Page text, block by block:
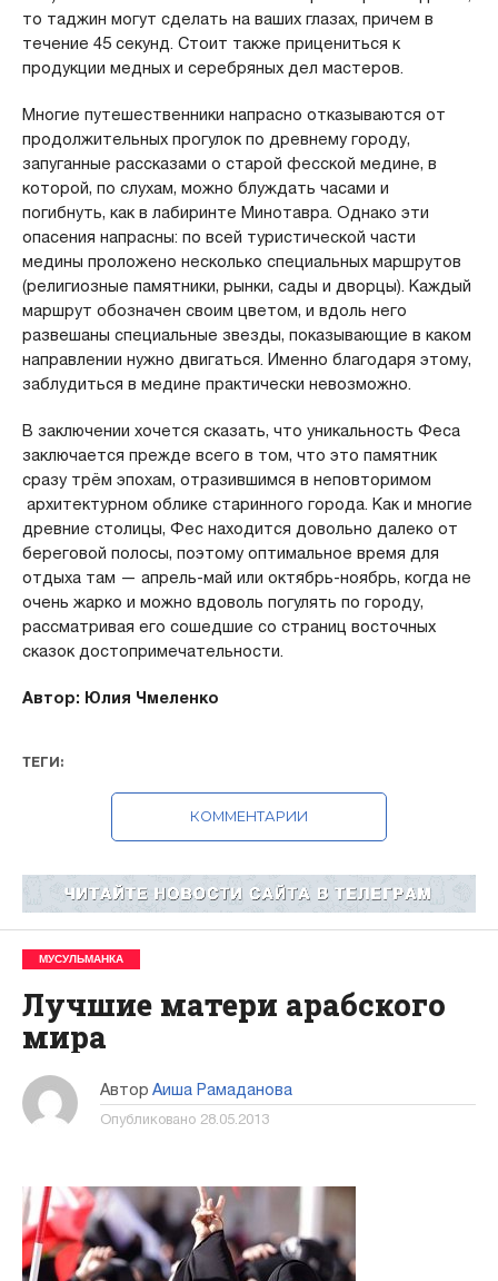
то таджин могут сделать на ваших глазах, причем в
течение 45 секунд. Стоит также прицениться к
продукции медных и серебряных дел мастеров.
Многие путешественники напрасно отказываются от
продолжительных прогулок по древнему городу,
запуганные рассказами о старой фесской медине, в
которой, по слухам, можно блуждать часами и
погибнуть, как в лабиринте Минотавра. Однако эти
опасения напрасны: по всей туристической части
медины проложено несколько специальных маршрутов
(религиозные памятники, рынки, сады и дворцы). Каждый
маршрут обозначен своим цветом, и вдоль него
развешаны специальные звезды, показывающие в каком
направлении нужно двигаться. Именно благодаря этому,
заблудиться в медине практически невозможно.
В заключении хочется сказать, что уникальность Феса
заключается прежде всего в том, что это памятник
сразу трём эпохам, отразившимся в неповторимом
архитектурном облике старинного города. Как и многие
древние столицы, Фес находится довольно далеко от
береговой полосы, поэтому оптимальное время для
отдыха там — апрель-май или октябрь-ноябрь, когда не
очень жарко и можно вдоволь погулять по городу,
рассматривая его сошедшие со страниц восточных
сказок достопримечательности.
Автор: Юлия Чмеленко
ТЕГИ:
КОММЕНТАРИИ
МУСУЛЬМАНКА
Лучшие матери арабского
мира
Автор Аиша Рамаданова
Опубликовано 28.05.2013